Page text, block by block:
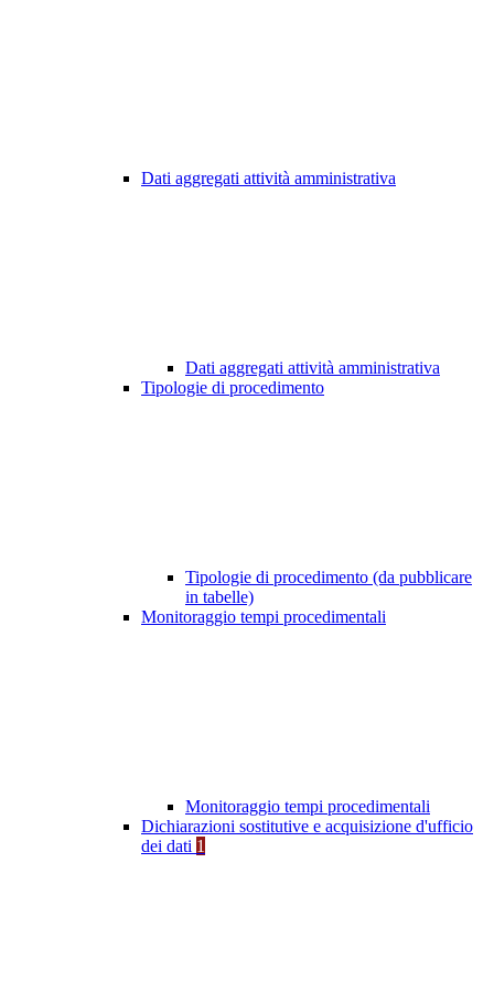
Dati aggregati attività amministrativa
Dati aggregati attività amministrativa
Tipologie di procedimento
Tipologie di procedimento (da pubblicare
in tabelle)
Monitoraggio tempi procedimentali
Monitoraggio tempi procedimentali
Dichiarazioni sostitutive e acquisizione d'ufficio
dei dati 1